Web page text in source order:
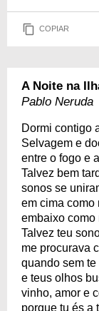
COPIAR
A Noite na
Pablo Neruda
Dormi contigo
Selvagem e
entre o fogo e
Talvez bem
sonos se
em cima como
embaixo como
Talvez teu
me procurava
quando sem
e teus olhos
vinho, amor e
porque tu és a